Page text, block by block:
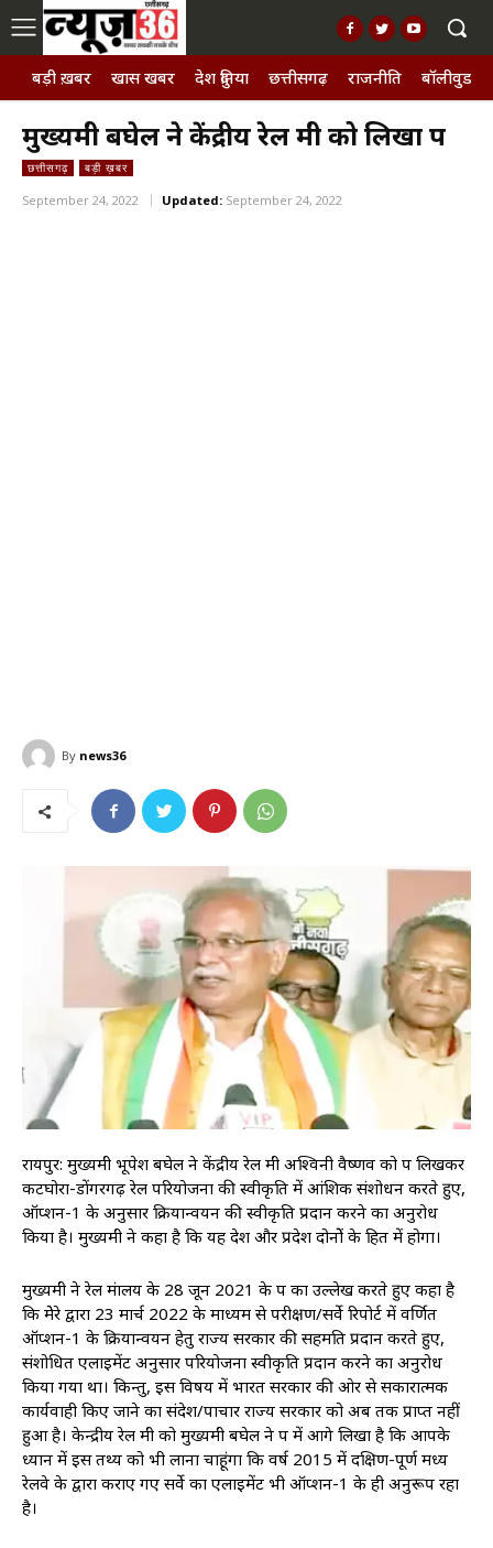
बड़ी ख़बर खास खबर देश दुनिया छत्तीसगढ़ राजनीति बॉलीवुड,
मुख्यमंत्री बघेल ने केंद्रीय रेल मंत्री को लिखा पत्र
छत्तीसगढ़ बड़ी ख़बर
September 24, 2022 Updated: September 24, 2022
By news36
रायपुर: मुख्यमंत्री भूपेश बघेल ने केंद्रीय रेल मंत्री अश्विनी वैष्णव को पत्र लिखकर
कटघोरा-डोंगरगढ़ रेल परियोजना की स्वीकृति में आंशिक संशोधन करते हुए,
ऑप्शन-1 के अनुसार क्रियान्वयन की स्वीकृति प्रदान करने का अनुरोध
किया है। मुख्यमंत्री ने कहा है कि यह देश और प्रदेश दोनोें के हित में होगा।
मुख्यमंत्री ने रेल मंत्रालय के 28 जून 2021 के पत्र का उल्लेख करते हुए कहा है
कि मेेरे द्वारा 23 मार्च 2022 के माध्यम से परीक्षण/सर्वे रिपोर्ट में वर्णित
ऑप्शन-1 के क्रियान्वयन हेतु राज्य सरकार की सहमति प्रदान करते हुए,
संशोधित एलाइमेंट अनुसार परियोजना स्वीकृति प्रदान करने का अनुरोध
किया गया था। किन्तु, इस विषय में भारत सरकार की ओर से सकारात्मक
कार्यवाही किए जाने का संदेश/पत्राचार राज्य सरकार को अब तक प्राप्त नहीं
हुआ है। केन्द्रीय रेल मंत्री को मुख्यमंत्री बघेल ने पत्र में आगे लिखा है कि आपके
ध्यान में इस तथ्य को भी लाना चाहूंगा कि वर्ष 2015 में दक्षिण-पूर्ण मध्य
रेलवे के द्वारा कराए गए सर्वे का एलाइमेंट भी ऑप्शन-1 के ही अनुरूप रहा
है।